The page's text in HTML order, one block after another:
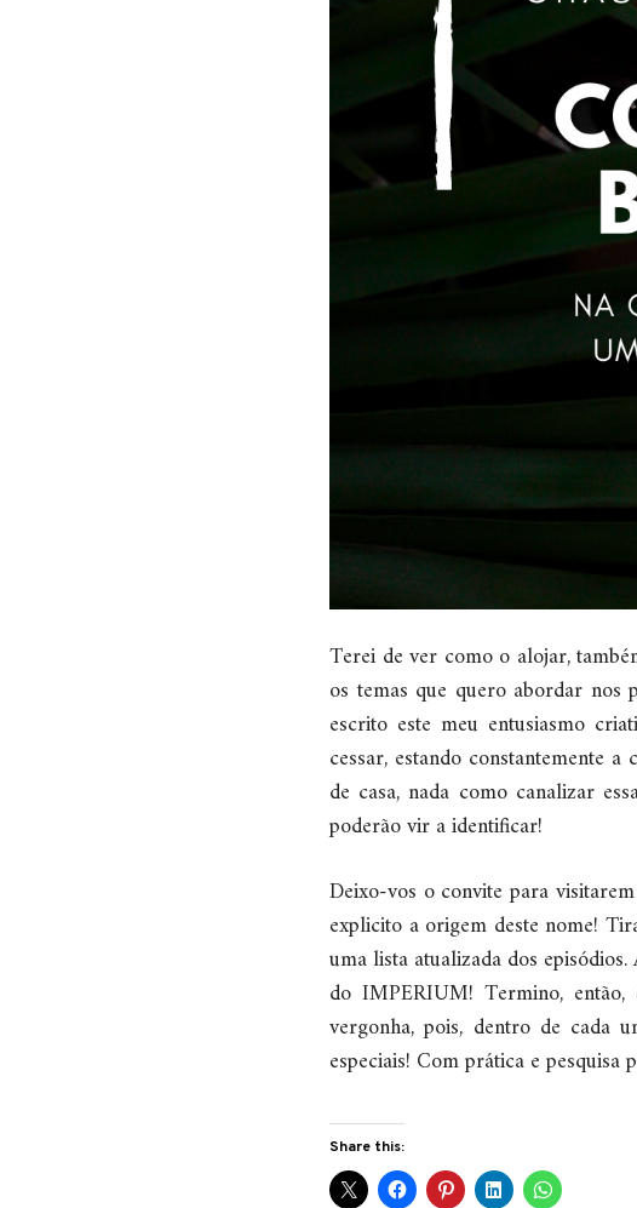
Terei de ver como o alojar,
os temas que quero abordar nos
escrito este meu entusiasmo
cessar, estando constantemente
de casa, nada como canalizar
poderão vir a identificar!
Deixo-vos o convite para
explicito a origem deste nome!
uma lista atualizada dos
do IMPERIUM! Termino,
vergonha, pois, dentro de cada
especiais! Com prática e
Share this: